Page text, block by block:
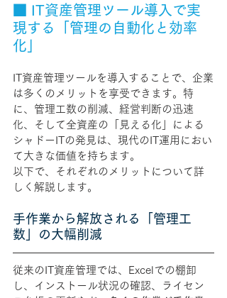
■ IT資産管理ツール導入で実
現する「管理の自動化と効率
化」
IT資産管理ツールを導入することで、企業
は多くのメリットを享受できます。特
に、管理工数の削減、経営判断の迅速
化、そして全資産の「見える化」による
シャドーITの発見は、現代のIT運用におい
て大きな価値を持ちます。
以下で、それぞれのメリットについて詳
しく解説します。
手作業から解放される「管理工
数」の大幅削減
従来のIT資産管理では、Excelでの棚卸
し、インストール状況の確認、ライセン